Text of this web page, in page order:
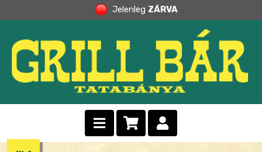
Jelenleg ZÁRVA